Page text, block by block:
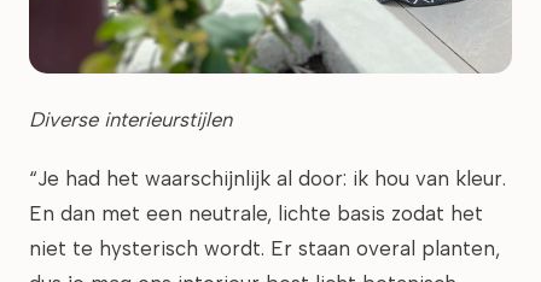
Diverse interieurstijlen
“Je had het waarschijnlijk al door: ik hou van kleur.
En dan met een neutrale, lichte basis zodat het
niet te hysterisch wordt. Er staan overal planten,